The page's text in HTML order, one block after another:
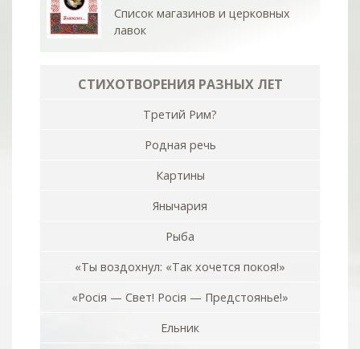
Список магазинов и церковных
лавок
СТИХОТВОРЕНИЯ РАЗНЫХ ЛЕТ
Третий Рим?
Родная речь
Картины
Янычария
Рыба
«Ты воздохнул: «Так хочется покоя!»
«Росiя — Свет! Росiя — Предстоянье!»
Ельник